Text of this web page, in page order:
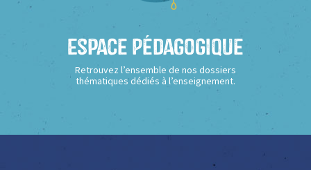
Espace Pédagogique
Retrouvez l’ensemble de nos dossiers
thématiques dédiés à l’enseignement.